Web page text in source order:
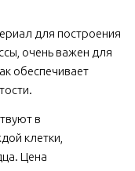
для построения
очень важен для
обеспечивает
в
клетки,
Цена